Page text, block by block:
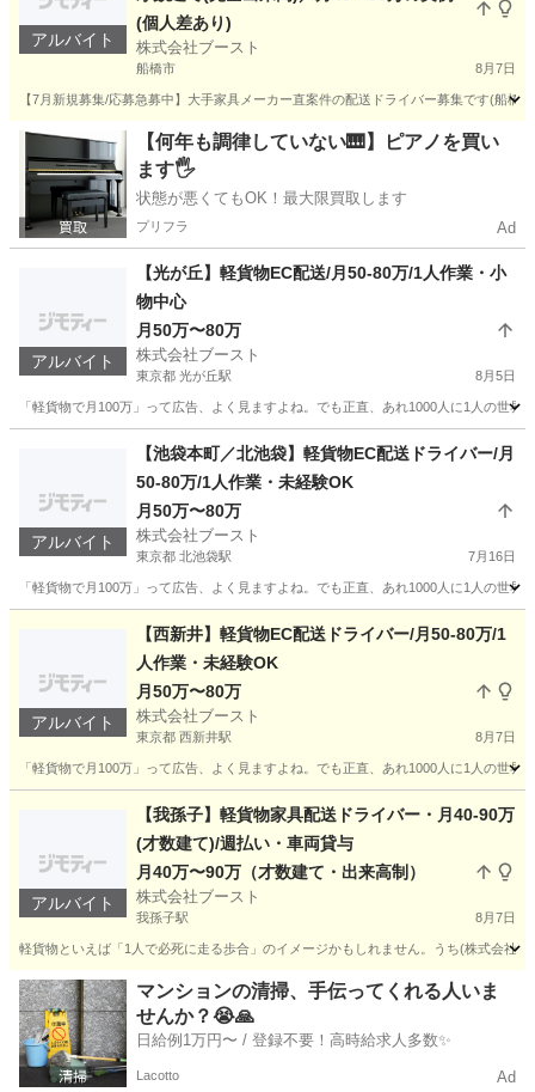
アルバイト
(個人差あり)
株式会社ブースト
船橋市 8月7日
【7月新規募集/応募急募中】大手家具メーカー直案件の配送ドライバー募集です(船
千葉 船橋市 ドライバー 貨物
【何年も調律していない🎹】ピアノを買い
ます🖐️
状態が悪くてもOK！最大限買取します
プリフラ Ad
アルバイト
【光が丘】軽貨物EC配送/月50-80万/1人作業・小
物中心
月50万〜80万
株式会社ブースト
東京都 光が丘駅 8月5日
「軽貨物で月100万」って広告、よく見ますよね。でも正直、あれ1000人に1人の世
光が丘駅 ドライバー 80万
アルバイト
【池袋本町／北池袋】軽貨物EC配送ドライバー/月
50-80万/1人作業・未経験OK
月50万〜80万
株式会社ブースト
東京都 北池袋駅 7月16日
「軽貨物で月100万」って広告、よく見ますよね。でも正直、あれ1000人に1人の世
北池袋駅 ドライバー 80万
アルバイト
【西新井】軽貨物EC配送ドライバー/月50-80万/1
人作業・未経験OK
月50万〜80万
株式会社ブースト
東京都 西新井駅 8月7日
「軽貨物で月100万」って広告、よく見ますよね。でも正直、あれ1000人に1人の世
西新井駅 ドライバー 80万
アルバイト
【我孫子】軽貨物家具配送ドライバー・月40-90万
(才数建て)/週払い・車両貸与
月40万〜90万（才数建て・出来高制）
株式会社ブースト
我孫子駅 8月7日
軽貨物といえば「1人で必死に走る歩合」のイメージかもしれません。うち(株式会社
千葉 我孫子市 我孫子駅 ドライバー 貨物
マンションの清掃、手伝ってくれる人いま
せんか？😭🙏
日給例1万円〜 / 登録不要！高時給求人多数✨
Lacotto Ad